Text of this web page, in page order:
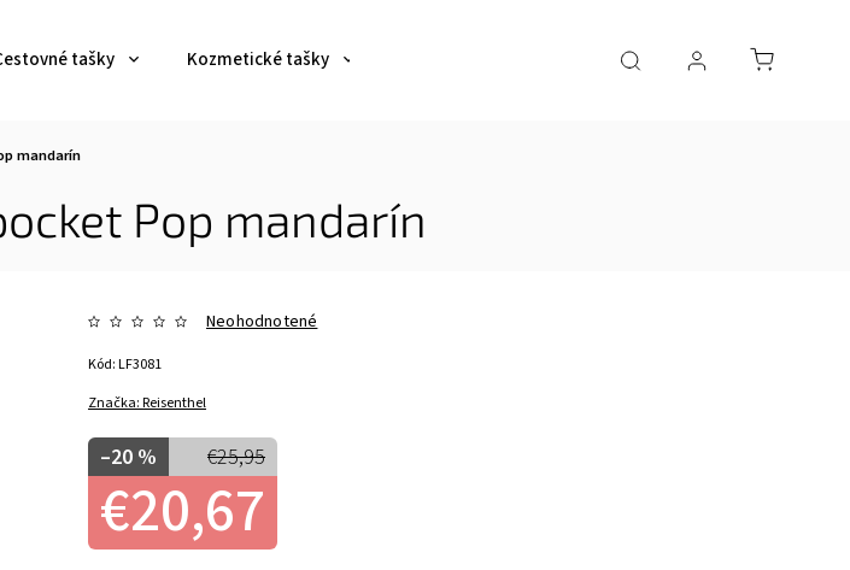
tašky Kozmetické tašky Dáždniky a poncha Pre deti
mandarín
Pop mandarín
Značka:Reisenthel
Neohodnotené
€25,95
–20 %
€20,67
Kód:LF3081